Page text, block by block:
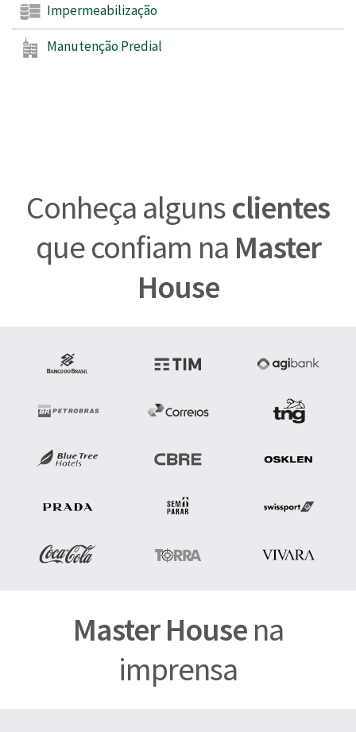
Impermeabilização
Manutenção Predial
Conheça algunsclientes
que confiam na Master
House
Master Housena
imprensa